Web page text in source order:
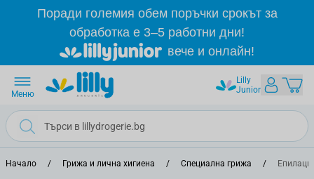
Прескачане към съдържанието
Поради големия обем поръчки срокът за
обработка е 3–5 работни дни!
вече и онлайн!
Lilly
Junior
Меню
Начало / Грижа и лична хигиена / Специална грижа /